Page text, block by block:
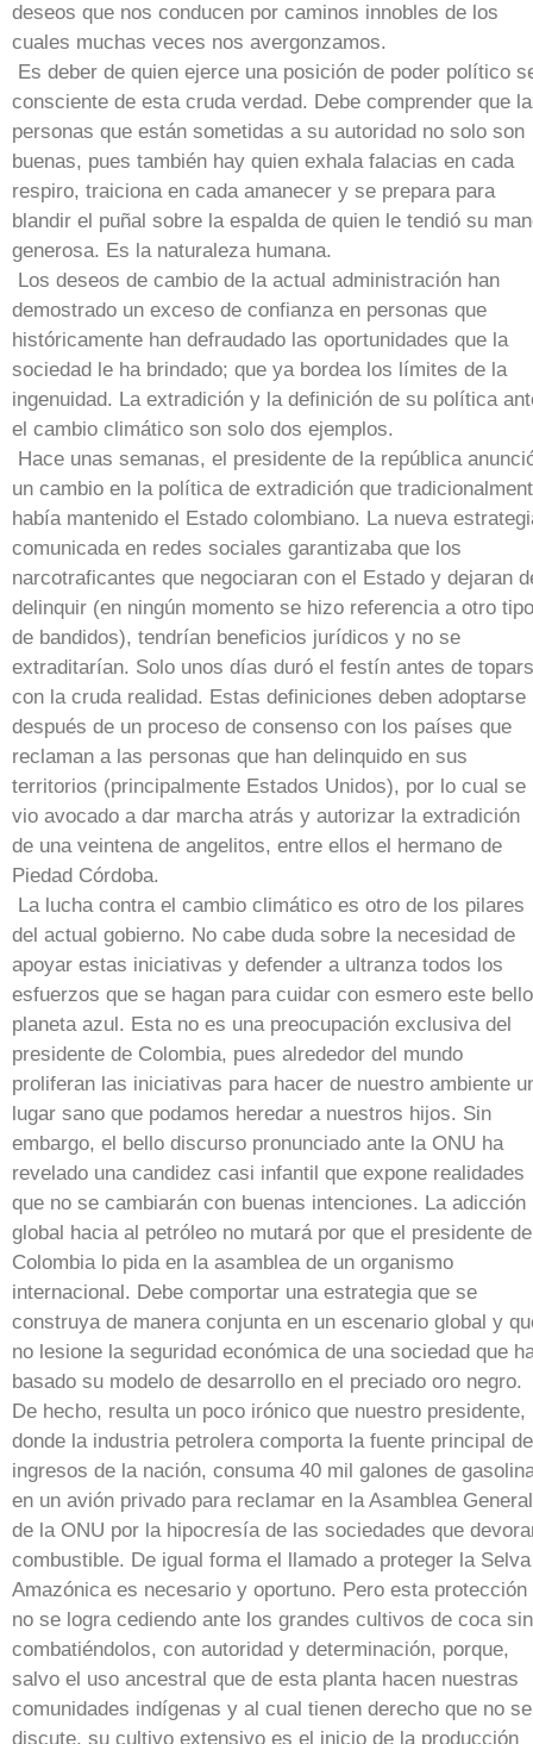
deseos que nos conducen por caminos innobles de los
cuales muchas veces nos avergonzamos.
Es deber de quien ejerce una posición de poder político
consciente de esta cruda verdad. Debe comprender que
personas que están sometidas a su autoridad no solo son
buenas, pues también hay quien exhala falacias en cada
respiro, traiciona en cada amanecer y se prepara para
blandir el puñal sobre la espalda de quien le tendió su
generosa. Es la naturaleza humana.
Los deseos de cambio de la actual administración han
demostrado un exceso de confianza en personas que
históricamente han defraudado las oportunidades que la
sociedad le ha brindado; que ya bordea los límites de la
ingenuidad. La extradición y la definición de su política
el cambio climático son solo dos ejemplos.
Hace unas semanas, el presidente de la república
un cambio en la política de extradición que
había mantenido el Estado colombiano. La nueva
comunicada en redes sociales garantizaba que los
narcotraficantes que negociaran con el Estado y dejaran
delinquir (en ningún momento se hizo referencia a otro tipo
de bandidos), tendrían beneficios jurídicos y no se
extraditarían. Solo unos días duró el festín antes de
con la cruda realidad. Estas definiciones deben adoptarse
después de un proceso de consenso con los países que
reclaman a las personas que han delinquido en sus
territorios (principalmente Estados Unidos), por lo cual se
vio avocado a dar marcha atrás y autorizar la extradición
de una veintena de angelitos, entre ellos el hermano de
Piedad Córdoba.
La lucha contra el cambio climático es otro de los pilares
del actual gobierno. No cabe duda sobre la necesidad de
apoyar estas iniciativas y defender a ultranza todos los
esfuerzos que se hagan para cuidar con esmero este bello
planeta azul. Esta no es una preocupación exclusiva del
presidente de Colombia, pues alrededor del mundo
proliferan las iniciativas para hacer de nuestro ambiente
lugar sano que podamos heredar a nuestros hijos. Sin
embargo, el bello discurso pronunciado ante la ONU ha
revelado una candidez casi infantil que expone realidades
que no se cambiarán con buenas intenciones. La adicción
global hacia al petróleo no mutará por que el presidente de
Colombia lo pida en la asamblea de un organismo
internacional. Debe comportar una estrategia que se
construya de manera conjunta en un escenario global y
no lesione la seguridad económica de una sociedad que
basado su modelo de desarrollo en el preciado oro negro.
De hecho, resulta un poco irónico que nuestro presidente,
donde la industria petrolera comporta la fuente principal de
ingresos de la nación, consuma 40 mil galones de
en un avión privado para reclamar en la Asamblea General
de la ONU por la hipocresía de las sociedades que
combustible. De igual forma el llamado a proteger la Selva
Amazónica es necesario y oportuno. Pero esta protección
no se logra cediendo ante los grandes cultivos de coca
combatiéndolos, con autoridad y determinación, porque,
salvo el uso ancestral que de esta planta hacen nuestras
comunidades indígenas y al cual tienen derecho que no se
discute, su cultivo extensivo es el inicio de la producción